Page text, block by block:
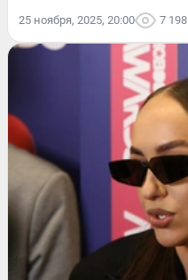
25 ноября, 2025, 20:00 7 198